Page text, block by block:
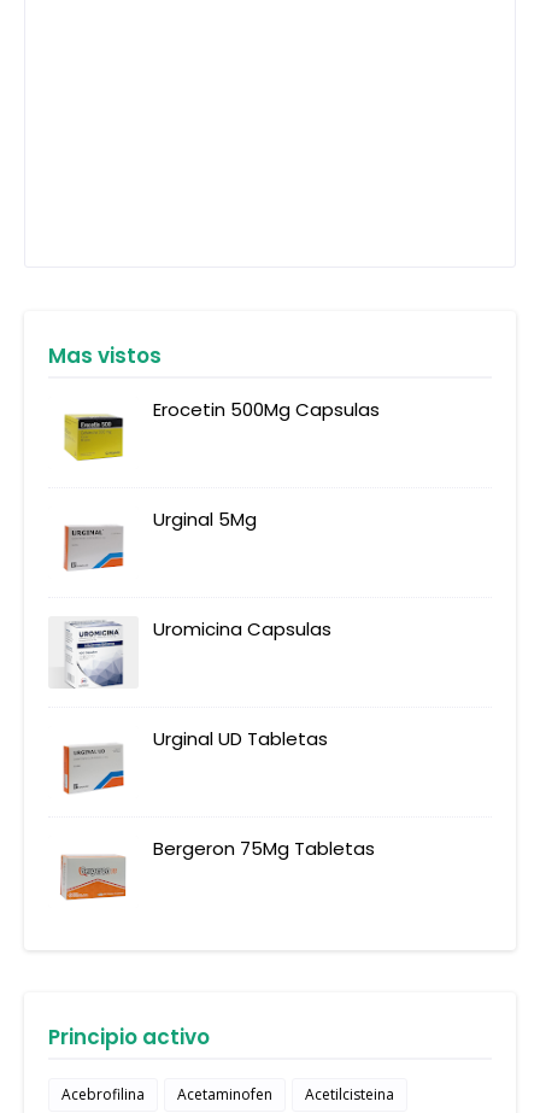
Mas vistos
Erocetin 500Mg Capsulas
Urginal 5Mg
Uromicina Capsulas
Urginal UD Tabletas
Bergeron 75Mg Tabletas
Principio activo
Acebrofilina Acetaminofen
Acetilcisteina